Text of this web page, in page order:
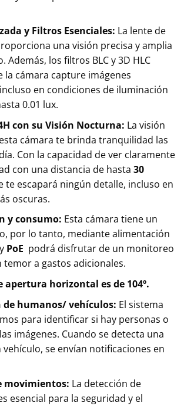
y Filtros Esenciales: La lente de
una visión precisa y amplia
Además, los filtros BLC y 3D HLC
la cámara capture imágenes
en condiciones de iluminación
0.01 lux.
con su Visión Nocturna: La visión
cámara te brinda tranquilidad las
Con la capacidad de ver claramente
con una distancia de hasta 30
te escapará ningún detalle, incluso en
oscuras.
y consumo: Esta cámara tiene un
por lo tanto, mediante alimentación
PoE podrá disfrutar de un monitoreo
temor a gastos adicionales.
apertura horizontal es de 104º.
de humanos/ vehículos: El sistema
para identificar si hay personas o
imágenes. Cuando se detecta una
se envían notificaciones en
movimientos: La detección de
esencial para la seguridad y el